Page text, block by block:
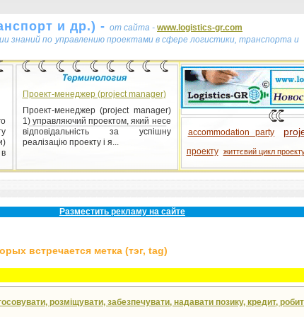
и др.) - от сайта - www.logistics-gr.com
знаний по управлению проектами в сфере логистики, транспорта и
Проект-менеджер (project manager)
Проект-менеджер (project manager)
1) управляючий проектом, який несе
відповідальність за успішну
реалізацію проекту і я...
accommodation party
проекту
життєвий цикл
Разместить рекламу на сайте
встречается метка (тэг, tag)
розміщувати, забезпечувати, надавати позику, кредит,